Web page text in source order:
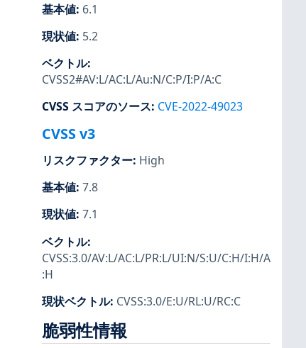
基本値: 6.1
現状値: 5.2
ベクトル:
CVSS2#AV:L/AC:L/Au:N/C:P/I:P/A:C
CVSS スコアのソース: CVE-2022-49023
CVSS v3
リスクファクター: High
基本値: 7.8
現状値: 7.1
ベクトル:
CVSS:3.0/AV:L/AC:L/PR:L/UI:N/S:U/C:H/I:H/A
:H
現状ベクトル: CVSS:3.0/E:U/RL:U/RC:C
脆弱性情報